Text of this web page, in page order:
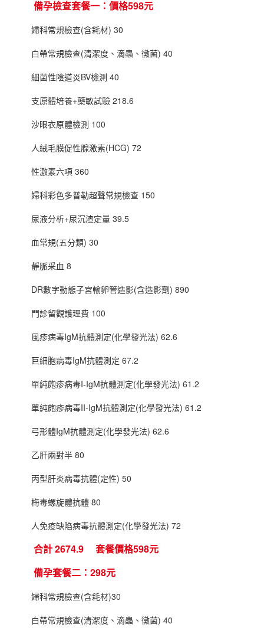
備孕檢查套餐一：價格598元
婦科常規檢查(含耗材) 30
白帶常規檢查(清潔度、滴蟲、黴菌) 40
細菌性陰道炎BV檢測 40
支原體培養+藥敏試驗 218.6
沙眼衣原體檢測 100
人絨毛膜促性腺激素(HCG) 72
性激素六項 360
婦科彩色多普勒超聲常規檢查 150
尿液分析+尿沉渣定量 39.5
血常規(五分類) 30
靜脈采血 8
DR數字動態子宮輸卵管造影(含造影劑) 890
門診留觀護理費 100
風疹病毒IgM抗體測定(化學發光法) 62.6
巨細胞病毒IgM抗體測定 67.2
單純皰疹病毒I-IgM抗體測定(化學發光法) 61.2
單純皰疹病毒II-IgM抗體測定(化學發光法) 61.2
弓形體IgM抗體測定(化學發光法) 62.6
乙肝兩對半 80
丙型肝炎病毒抗體(定性) 50
梅毒螺旋體抗體 80
人免疫缺陷病毒抗體測定(化學發光法) 72
合計 2674.9 套餐價格598元
備孕套餐二：298元
婦科常規檢查(含耗材)30
白帶常規檢查(清潔度、滴蟲、黴菌) 40